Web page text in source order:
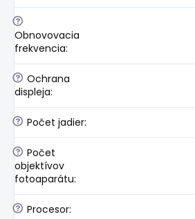
?
Obnovovacia
frekvencia:
? Ochrana
displeja:
? Počet jadier:
? Počet
objektívov
fotoaparátu:
? Procesor: